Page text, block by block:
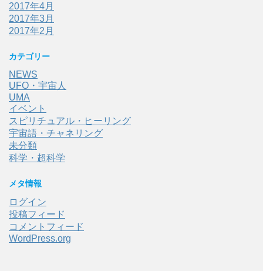
2017年4月
2017年3月
2017年2月
カテゴリー
NEWS
UFO・宇宙人
UMA
イベント
スピリチュアル・ヒーリング
宇宙語・チャネリング
未分類
科学・超科学
メタ情報
ログイン
投稿フィード
コメントフィード
WordPress.org